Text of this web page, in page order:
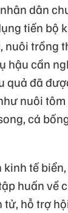
dân
tiến bộ
nuôi trồng
hậu cần
quả đã
nuôi
cá
tế
huấn về
hỗ trợ